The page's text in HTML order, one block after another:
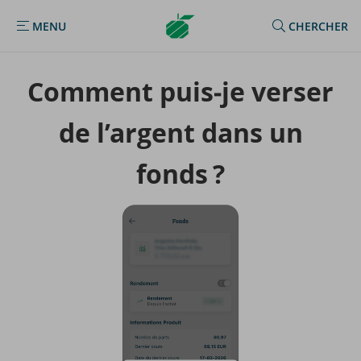
MENU
MENU
Argenta
Homepage
CHERCHER
Com­ment puis‑je ver­ser
de l’ar­gent dans un
fonds ?